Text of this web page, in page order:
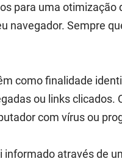
para uma
navegador. Sempre
como finalidade
ou links
com vírus ou
através de